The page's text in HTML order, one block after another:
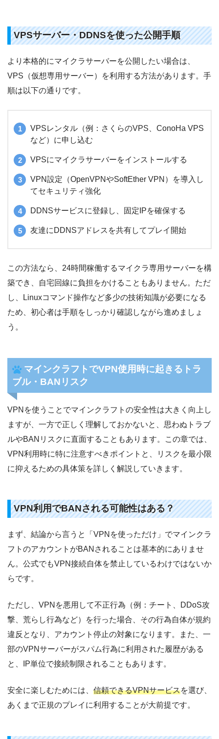
VPSサーバー・DDNSを使った公開手順
より本格的にマイクラサーバーを公開したい場合は、
VPS（仮想専用サーバー）を利用する方法があります。手
順は以下の通りです。
VPSレンタル（例：さくらのVPS、ConoHa VPS
など）に申し込む
VPSにマイクラサーバーをインストールする
VPN設定（OpenVPNやSoftEther VPN）を導入し
てセキュリティ強化
DDNSサービスに登録し、固定IPを確保する
友達にDDNSアドレスを共有してプレイ開始
この方法なら、24時間稼働するマイクラ専用サーバーを構
築でき、自宅回線に負担をかけることもありません。ただ
し、Linuxコマンド操作など多少の技術知識が必要になる
ため、初心者は手順をしっかり確認しながら進めましょ
う。
マインクラフトでVPN使用時に起きるトラ
ブル・BANリスク
VPNを使うことでマインクラフトの安全性は大きく向上し
ますが、一方で正しく理解しておかないと、思わぬトラブ
ルやBANリスクに直面することもあります。この章では、
VPN利用時に特に注意すべきポイントと、リスクを最小限
に抑えるための具体策を詳しく解説していきます。
VPN利用でBANされる可能性はある？
まず、結論から言うと「VPNを使っただけ」でマインクラ
フトのアカウントがBANされることは基本的にありませ
ん。公式でもVPN接続自体を禁止しているわけではないか
らです。
ただし、VPNを悪用して不正行為（例：チート、DDoS攻
撃、荒らし行為など）を行った場合、その行為自体が規約
違反となり、アカウント停止の対象になります。また、一
部のVPNサーバーがスパム行為に利用された履歴がある
と、IP単位で接続制限されることもあります。
安全に楽しむためには、 信頼できるVPNサービスを選び、
あくまで正規のプレイに利用することが大前提です。